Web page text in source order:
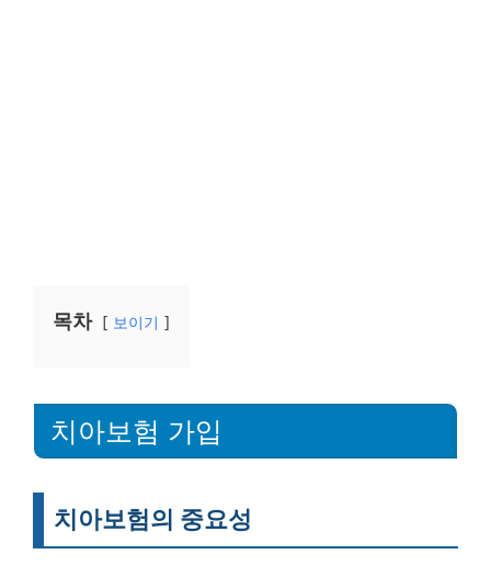
목차 보이기
치아보험 가입
치아보험의 중요성